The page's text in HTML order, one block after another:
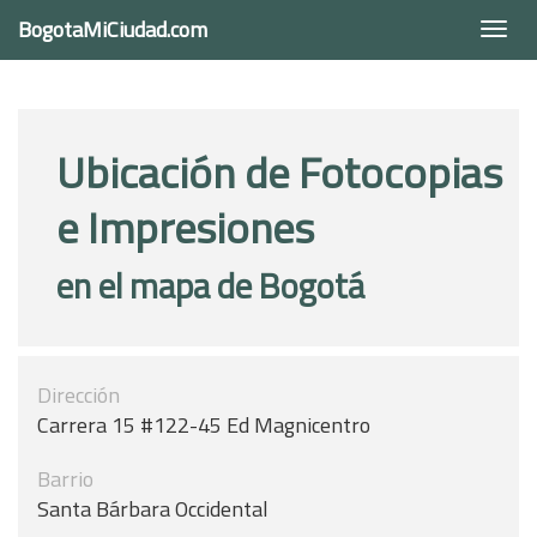
BogotaMiCiudad.com
Ubicación de Fotocopias
e Impresiones
en el mapa de Bogotá
Dirección
Carrera 15 #122-45 Ed Magnicentro
Barrio
Santa Bárbara Occidental